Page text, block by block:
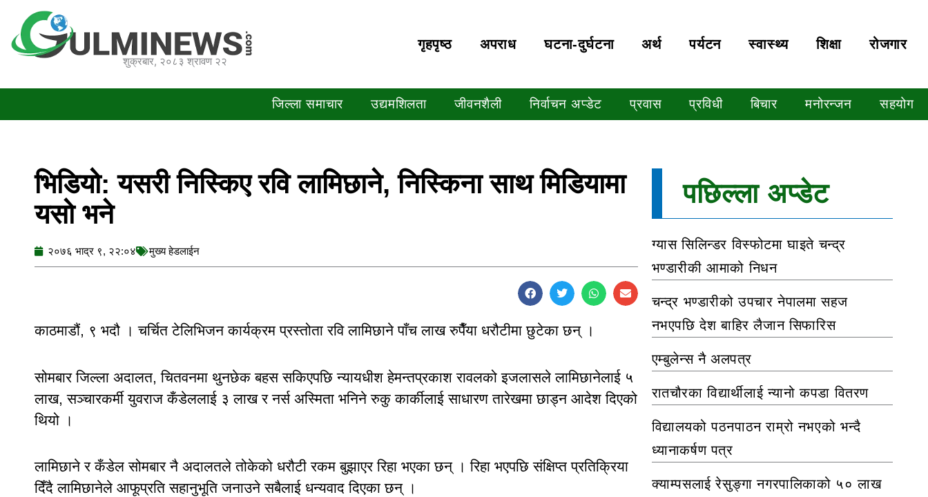
content
शुक्रबार, २०८३ श्रावण २२
गृहपृष्‍ठ अपराध घटना-दुर्घटना अर्थ पर्यटन स्वास्थ्य शिक्षा रोजगार
जिल्ला समाचार उद्यमशिलता जीवनशैली निर्वाचन अप्डेट प्रवास प्रविधी बिचार मनोरन्जन सहयोग
भिडियो: यसरी निस्किए रवि लामिछाने, निस्किना साथ मिडियामा
यसो भने
२०७६ भाद्र ९, २२:०४ मुख्य हेडलाईन
काठमाडौं, ९ भदौ । चर्चित टेलिभिजन कार्यक्रम प्रस्तोता रवि लामिछाने पाँच लाख रुपैँया धरौटीमा छुटेका छन् ।
सोमबार जिल्ला अदालत, चितवनमा थुनछेक बहस सकिएपछि न्यायधीश हेमन्तप्रकाश रावलको इजलासले लामिछानेलाई ५
लाख, सञ्चारकर्मी युवराज कँडेललाई ३ लाख र नर्स अस्मिता भनिने रुकु कार्कीलाई साधारण तारेखमा छाड्न आदेश दिएको
थियो ।
लामिछाने र कँडेल सोमबार नै अदालतले तोकेको धरौटी रकम बुझाएर रिहा भएका छन् । रिहा भएपछि संक्षिप्त प्रतिक्रिया
दिँदै लामिछानेले आफूप्रति सहानुभूति जनाउने सबैलाई धन्यवाद दिएका छन् ।
पछिल्ला अप्डेट
ग्यास सिलिन्डर विस्फोटमा घाइते चन्द्र
भण्डारीकी आमाको निधन
चन्द्र भण्डारीको उपचार नेपालमा सहज
नभएपछि देश बाहिर लैजान सिफारिस
एम्बुलेन्स नै अलपत्र
रातचौरका विद्यार्थीलाई न्यानो कपडा वितरण
विद्यालयको पठनपाठन राम्रो नभएको भन्दै
ध्यानाकर्षण पत्र
क्याम्पसलाई रेसुङ्गा नगरपालिकाको ५० लाख